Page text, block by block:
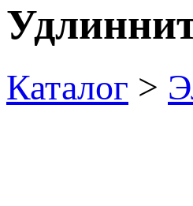
Каталог >